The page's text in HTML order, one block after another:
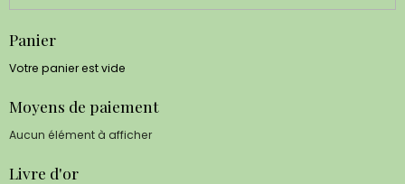
Panier
Votre panier est vide
Moyens de paiement
Aucun élément à afficher
Livre d'or